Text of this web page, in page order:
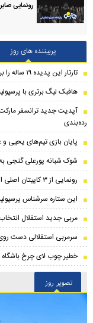
رونمایی
پربیننده های روز
تارتار این پدیده ۱۹ ساله را برای پرسپولیس از چنگ نساجی و تراکتور درآورد
هافبک لیگ برتری با پرسپولیس ۴
​آپدیت جدید ترانسفر
رده‌بندی
پایان بازی تیم‌های یحیی
شوک شبانه پورعلی گنجی
رونمایی از ۳ کاپیتان اصلی استقلال در فصل آینده
این ستاره سرشناس
مربی جدید استقلال
سرمربی استقلالی دست
خطیر چوب لای چرخ باشگاه
تصویر روز